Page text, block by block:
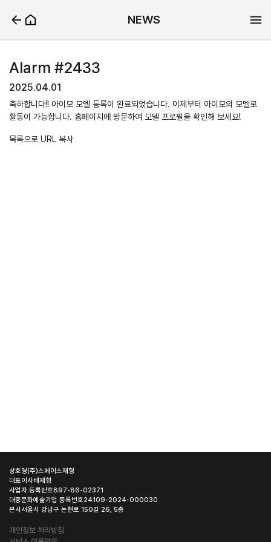
NEWS
Alarm #2433
2025.04.01
축하합니다!! 아이모 모델 등록이 완료되었습니다. 이제부터 아이모의 모델로
활동이 가능합니다. 홈페이지에 방문하여 모델 프로필을 확인해 보세요!
목록으로 URL 복사
상호명(주)스페이스재형
대표이사배재형
사업자 등록번호897-86-02371
대중문화예술기업 등록번호24109-2024-000030
본사서울시 강남구 논현로 150길 26, 5층
개인정보 처리방침